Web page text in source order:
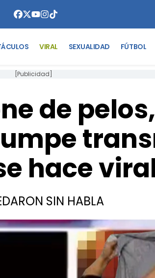
VIRAL SEXUALIDAD FÚTBOL
[Publicidad]
de
hace
SIN HABLA